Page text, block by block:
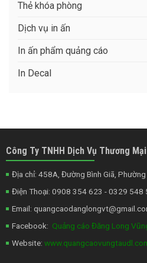
Thẻ khóa phòng
Dịch vụ in ấn
In ấn phẩm quảng cáo
In Decal
Công Ty TNHH Dịch Vụ Thương
Địa chỉ: 458A, Đường Bình Giã, Phường
Điện Thoại: 0908 354 623 - 0329 548
Email:
Facebook: Quảng cáo Đăng Long
Website: